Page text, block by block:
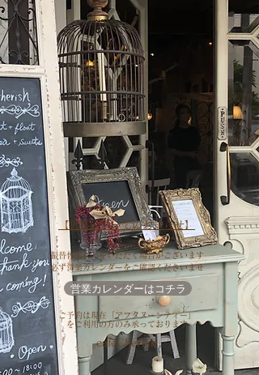
【営業についてのお知らせ】
振替休業などをいただく場合がございます
必ず営業カレンダーをご確認くださいませ
ご予約は現在「アフタヌーンティー」
を​ご利用の方のみ承っております
cafeCherish
営業カレンダーはコチラ